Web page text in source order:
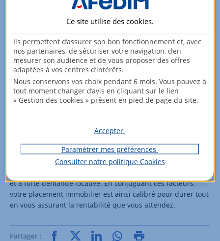
d’utiliser les dispositifs de défiscalisation (nue-propriété,
LMNP, Loi Malraux…).
alternative très rentable, pour qui dispose de quelques
centaines d’euros et ne souhaite pas beaucoup de
contraintes. Les SCPI offrent des perspectives de rendement
élevé sans contracter de crédit immobilier.
Etcomment réaliser un investissement immobilier rentable
? À cette question récurrente pour un
Ce qui est sûr, c’est que la performance d’un investissement
de plusieurs facteurs. La qualité du bien en tête qu’il faudra
conjuguer au bon prix d’achat, un loyer en phase avec le
et à forte demande locative. En conjuguant ces facteurs,
votre placement immobilier est ainsi calibré pour durer tout
en vous assurant la rentabilité que vous attendez.
Partager :
Ce site utilise des cookies.
Ils permettent d’assurer son bon fonctionnement et, avec
nos partenaires, de sécuriser votre navigation, d’en
mesurer son audience et de vous proposer des offres
adaptées à vos centres d’intérêts.
Nous conservons vos choix pendant 6 mois. Vous pouvez à
tout moment changer d’avis en cliquant sur le lien
« Gestion des cookies » présent en pied de page du site.
Accepter
Paramétrer mes préférences
Consulter notre politique Cookies